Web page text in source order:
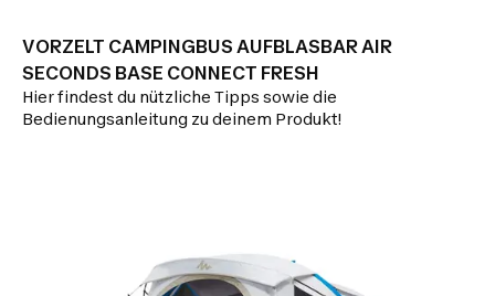
VORZELT CAMPINGBUS AUFBLASBAR AIR
SECONDS BASE CONNECT FRESH
Hier findest du nützliche Tipps sowie die
Bedienungsanleitung zu deinem Produkt!